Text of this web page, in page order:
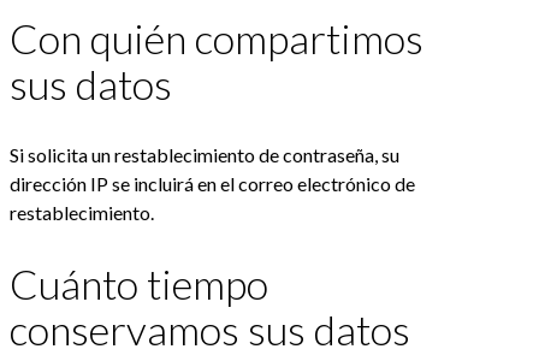
Con quién compartimos
sus datos
Si solicita un restablecimiento de contraseña, su
dirección IP se incluirá en el correo electrónico de
restablecimiento.
Cuánto tiempo
conservamos sus datos